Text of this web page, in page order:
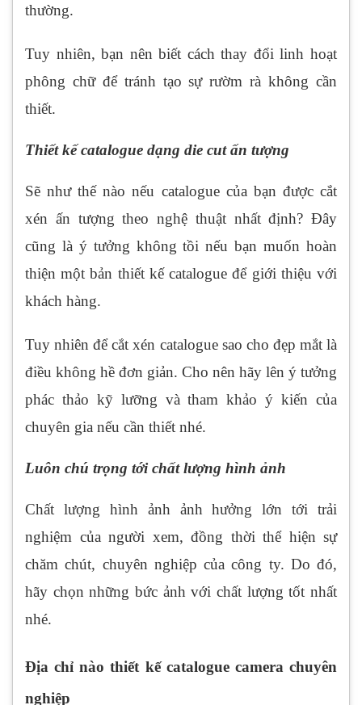
thường.
Tuy nhiên, bạn nên biết cách thay đổi linh hoạt
phông chữ để tránh tạo sự rườm rà không cần
thiết.
Thiết kế catalogue dạng die cut ấn tượng
Sẽ như thế nào nếu catalogue của bạn được cắt
xén ấn tượng theo nghệ thuật nhất định? Đây
cũng là ý tưởng không tồi nếu bạn muốn hoàn
thiện một bản thiết kế catalogue để giới thiệu với
khách hàng.
Tuy nhiên để cắt xén catalogue sao cho đẹp mắt là
điều không hề đơn giản. Cho nên hãy lên ý tưởng
phác thảo kỹ lưỡng và tham khảo ý kiến của
chuyên gia nếu cần thiết nhé.
Luôn chú trọng tới chất lượng hình ảnh
Chất lượng hình ảnh ảnh hưởng lớn tới trải
nghiệm của người xem, đồng thời thể hiện sự
chăm chút, chuyên nghiệp của công ty. Do đó,
hãy chọn những bức ảnh với chất lượng tốt nhất
nhé.
Địa chỉ nào thiết kế catalogue camera chuyên
nghiệp